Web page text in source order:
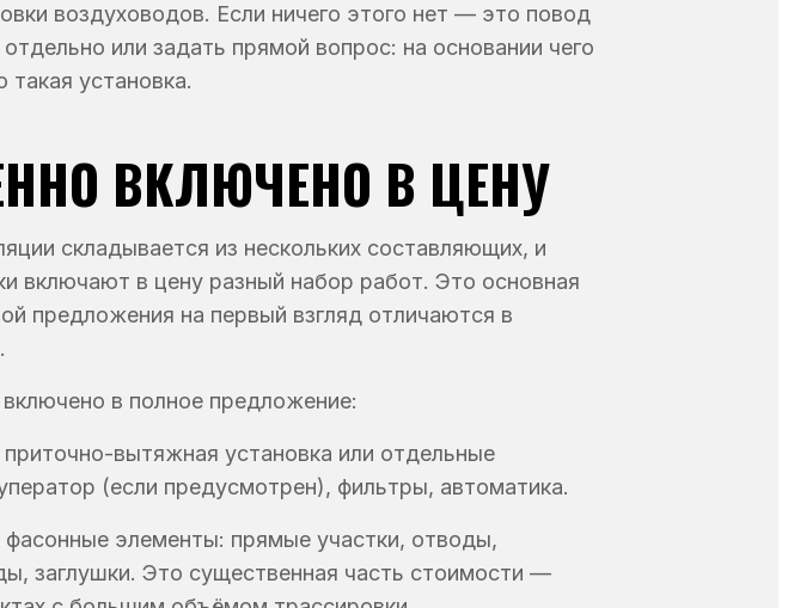
воздуховодов. Если ничего этого нет — это повод
или задать прямой вопрос: на основании чего
установка.
ВКЛЮЧЕНО В ЦЕНУ
складывается из нескольких составляющих, и
включают в цену разный набор работ. Это основная
предложения на первый взгляд отличаются в
в полное предложение:
вытяжная установка или отдельные
(если предусмотрен), фильтры, автоматика.
элементы: прямые участки, отводы,
заглушки. Это существенная часть стоимости —